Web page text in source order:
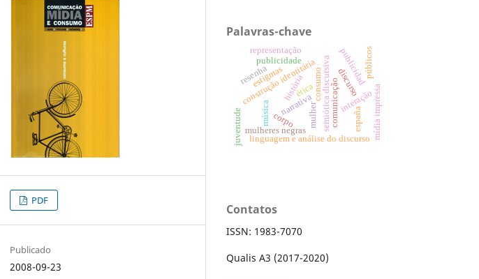
PDF
Publicado
2008-09-23
Palavras-chave
comunicação
consumo
história
narrativa
corpo
construção identitáriasemiótica discursiva interaçãomídia impressa
discurso
publicidade
representação
ética
mulher
linguagem e análise do discurso
mulheres negras
publicidad
españa
música
públicos
juventude
estigmas
resenha
Contatos
ISSN: 1983-7070
Qualis A3 (2017-2020)